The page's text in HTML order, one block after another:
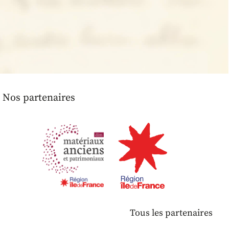
Nos partenaires
Tous les partenaires